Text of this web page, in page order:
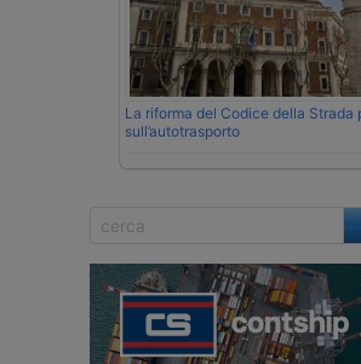
La riforma del Codice della Strada
sull’autotrasporto